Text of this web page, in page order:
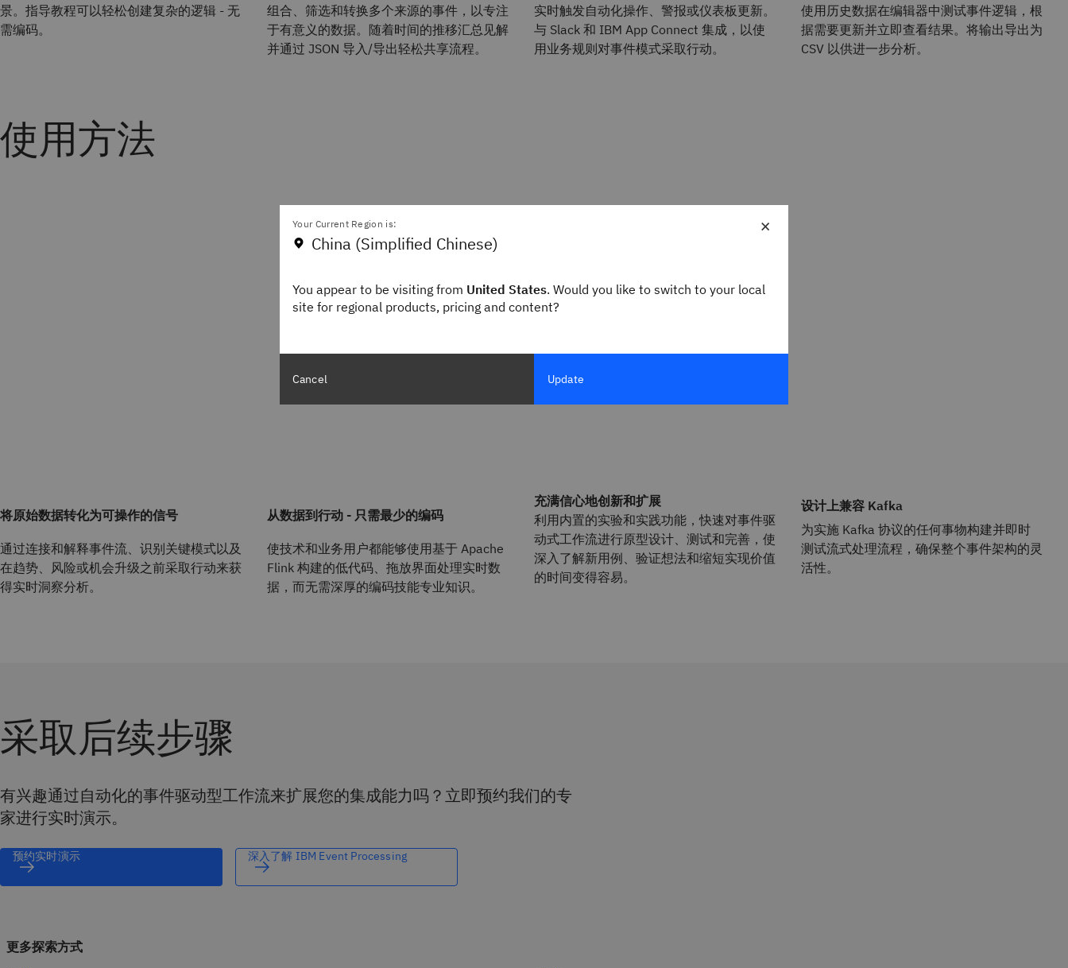
景。指导教程可以轻松创建复杂的逻辑 - 无
需编码。
组合、筛选和转换多个来源的事件，以专注
于有意义的数据。随着时间的推移汇总见解
并通过 JSON 导入/导出轻松共享流程。
实时触发自动化操作、警报或仪表板更新。
与 Slack 和 IBM App Connect 集成，以使
用业务规则对事件模式采取行动。
使用历史数据在编辑器中测试事件逻辑，根
据需要更新并立即查看结果。将输出导出为
CSV 以供进一步分析。
使用方法
将原始数据转化为可操作的信号
通过连接和解释事件流、识别关键模式以及
在趋势、风险或机会升级之前采取行动来获
得实时洞察分析。
从数据到行动 - 只需最少的编码
使技术和业务用户都能够使用基于 Apache
Flink 构建的低代码、拖放界面处理实时数
据，而无需深厚的编码技能专业知识。
充满信心地创新和扩展
利用内置的实验和实践功能，快速对事件驱
动式工作流进行原型设计、测试和完善，使
深入了解新用例、验证想法和缩短实现价值
的时间变得容易。
设计上兼容 Kafka
为实施 Kafka 协议的任何事物构建并即时
测试流式处理流程，确保整个事件架构的灵
活性。
采取后续步骤
有兴趣通过自动化的事件驱动型工作流来扩展您的集成能力吗？立即预约我们的专
家进行实时演示。
预约实时演示 深入了解 IBM Event Processing
更多探索方式
×
Your Current Region is:
China (Simplified Chinese)
You appear to be visiting from United States. Would you like to switch to your local
site for regional products, pricing and content?
Cancel Update